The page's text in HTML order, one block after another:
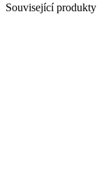
Související produkty